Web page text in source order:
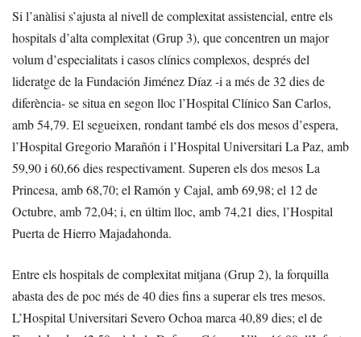
Si l’anàlisi s’ajusta al nivell de complexitat assistencial, entre els
hospitals d’alta complexitat (Grup 3), que concentren un major
volum d’especialitats i casos clínics complexos, després del
lideratge de la Fundación Jiménez Díaz -i a més de 32 dies de
diferència- se situa en segon lloc l’Hospital Clínico San Carlos,
amb 54,79. El segueixen, rondant també els dos mesos d’espera,
l’Hospital Gregorio Marañón i l’Hospital Universitari La Paz, amb
59,90 i 60,66 dies respectivament. Superen els dos mesos La
Princesa, amb 68,70; el Ramón y Cajal, amb 69,98; el 12 de
Octubre, amb 72,04; i, en últim lloc, amb 74,21 dies, l’Hospital
Puerta de Hierro Majadahonda.
Entre els hospitals de complexitat mitjana (Grup 2), la forquilla
abasta des de poc més de 40 dies fins a superar els tres mesos.
L’Hospital Universitari Severo Ochoa marca 40,89 dies; el de